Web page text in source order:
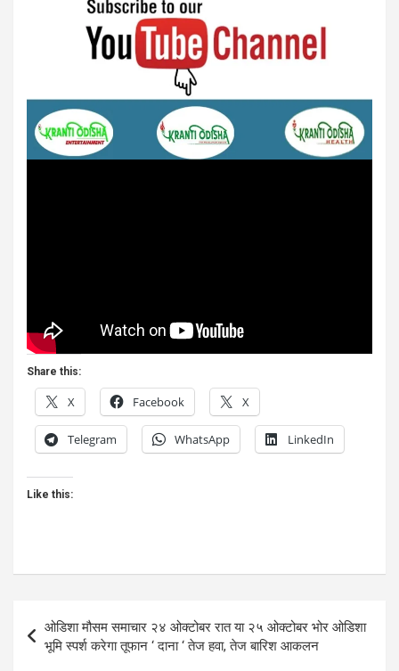
Share this:
X Facebook X
Telegram WhatsApp LinkedIn
Like this:
Post
navigation
ओडिशा मौसम समाचार २४ ओक्टोबर रात या २५ ओक्टोबर भोर ओडिशा
भूमि स्पर्श करेगा तूफान ‘ दाना ‘ तेज हवा, तेज बारिश आकलन